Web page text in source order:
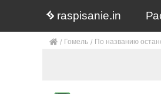
raspisanie.in
Гомель По названию